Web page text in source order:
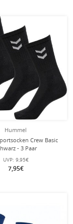
Hummel
Crew Basic
- 3 Paar
UVP: 9,95€
7,95€